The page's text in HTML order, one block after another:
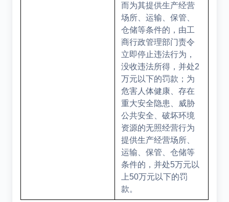
而为其提供生产经营
场所、运输、保管、
仓储等条件的，由工
商行政管理部门责令
立即停止违法行为，
没收违法所得，并处2
万元以下的罚款；为
危害人体健康、存在
重大安全隐患、威胁
公共安全、破坏环境
资源的无照经营行为
提供生产经营场所、
运输、保管、仓储等
条件的，并处5万元以
上50万元以下的罚
款。